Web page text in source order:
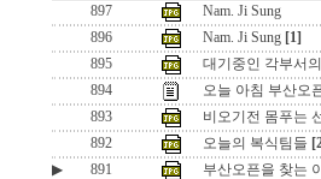
897
Nam. Ji Sung
896
Nam. Ji Sung [1]
895
대기중인 각부서
894
오늘 아침 부산오
893
비오기전 몸푸는
892
오늘의 복식팀들
▶
891
부산오픈을 찾는